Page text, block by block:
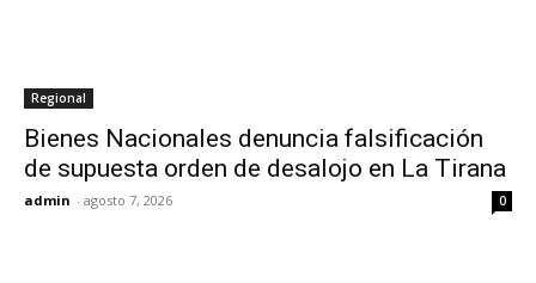
Regional
Bienes Nacionales denuncia falsificación
de supuesta orden de desalojo en La Tirana
admin - agosto 7, 2026 0